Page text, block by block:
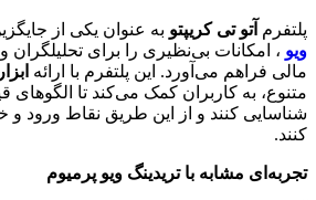
پلتفرم آتو تی کریپتو به عنوان یکی از
ویو ، امکانات بی‌نظیری را برای تحلیلگران
مالی فراهم می‌آورد. این پلتفرم با ارائه
متنوع، به کاربران کمک می‌کند تا الگوهای
شناسایی کنند و از این طریق نقاط ورود و
کنند.
تجربه‌ای مشابه با تریدینگ ویو پرمیوم